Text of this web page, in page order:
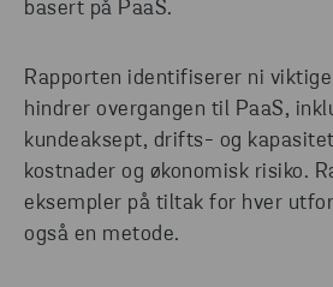
basert på PaaS.
Rapporten identifiserer ni
hindrer overgangen til PaaS,
kundeaksept, drifts- og
kostnader og økonomisk risiko.
eksempler på tiltak for hver
også en metode.